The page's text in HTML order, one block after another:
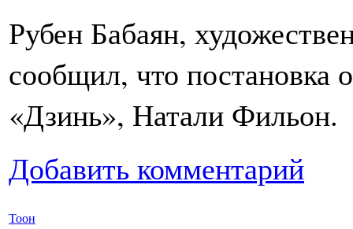
Рубен Бабаян,
сообщил, что постановка
«Дзинь», Натали Фильон.
Добавить комментарий
Тоон